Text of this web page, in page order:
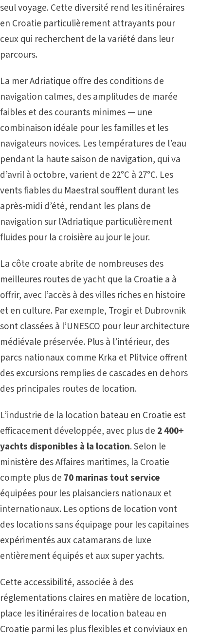
seul voyage. Cette diversité rend les itinéraires
en Croatie particulièrement attrayants pour
ceux qui recherchent de la variété dans leur
parcours.
La mer Adriatique offre des conditions de
navigation calmes, des amplitudes de marée
faibles et des courants minimes — une
combinaison idéale pour les familles et les
navigateurs novices. Les températures de l’eau
pendant la haute saison de navigation, qui va
d’avril à octobre, varient de 22°C à 27°C. Les
vents fiables du Maestral soufflent durant les
après-midi d’été, rendant les plans de
navigation sur l’Adriatique particulièrement
fluides pour la croisière au jour le jour.
La côte croate abrite de nombreuses des
meilleures routes de yacht que la Croatie a à
offrir, avec l’accès à des villes riches en histoire
et en culture. Par exemple, Trogir et Dubrovnik
sont classées à l’UNESCO pour leur architecture
médiévale préservée. Plus à l’intérieur, des
parcs nationaux comme Krka et Plitvice offrent
des excursions remplies de cascades en dehors
des principales routes de location.
L’industrie de la location bateau en Croatie est
efficacement développée, avec plus de 2 400+
yachts disponibles à la location. Selon le
ministère des Affaires maritimes, la Croatie
compte plus de 70 marinas tout service
équipées pour les plaisanciers nationaux et
internationaux. Les options de location vont
des locations sans équipage pour les capitaines
expérimentés aux catamarans de luxe
entièrement équipés et aux super yachts.
Cette accessibilité, associée à des
réglementations claires en matière de location,
place les itinéraires de location bateau en
Croatie parmi les plus flexibles et conviviaux en